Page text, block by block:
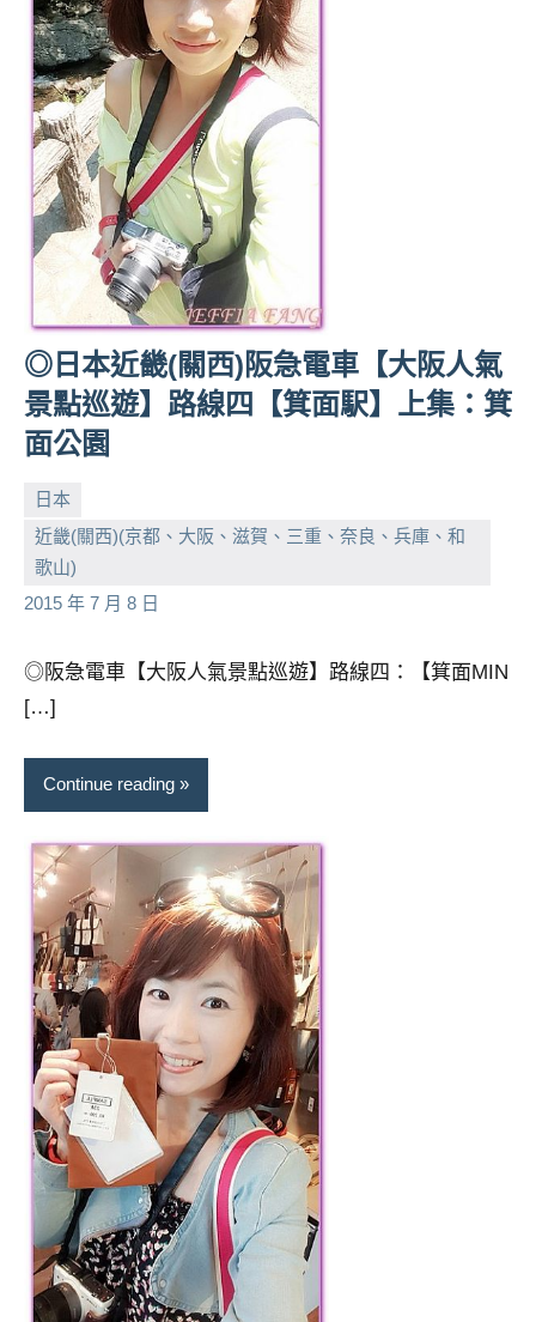
◎日本近畿(關西)阪急電車【大阪人氣
景點巡遊】路線四【箕面駅】上集：箕
面公園
日本
近畿(關西)(京都、大阪、滋賀、三重、奈良、兵庫、和
歌山)
2015 年 7 月 8 日
小
芳
No
comments
◎阪急電車【大阪人氣景點巡遊】路線四：【箕面MIN
[…]
Continue reading